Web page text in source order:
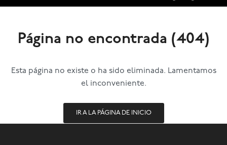
Página no encontrada (404)
Esta página no existe o ha sido eliminada. Lamentamos
el inconveniente.
IR A LA PÁGINA DE INICIO